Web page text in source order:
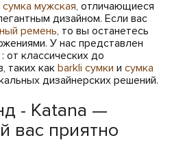
мужская, отличающиеся
дизайном. Если вас
ремень, то вы останетесь
У нас представлен
классических до
таких как barkli сумки и сумка
дизайнерских решений.
- Katana —
вас приятно